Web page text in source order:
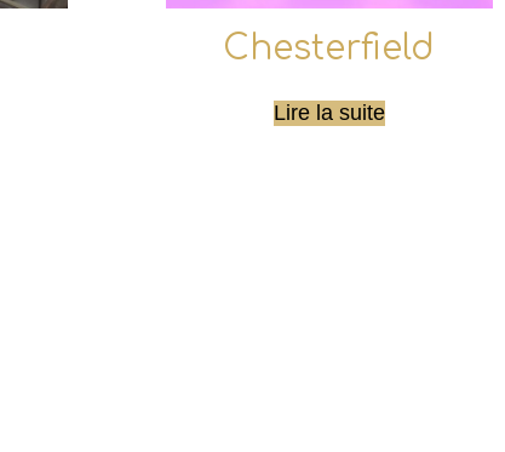
Chesterfield
Lire la suite